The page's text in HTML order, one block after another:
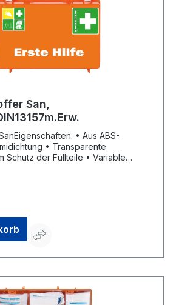
San,
• Aus ABS-
• Transparente
der Füllteile • Variable
65232 Taunusstein, DE,